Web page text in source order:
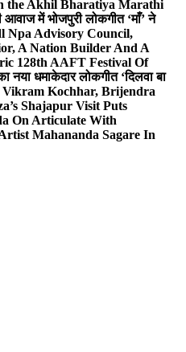
the Akhil Bharatiya Marathi
आवाज में भोजपुरी लोकगीत ‘माँ’ ने
Npa Advisory Council,
A Nation Builder And A
128th AAFT Festival Of
नया धमाकेदार लोकगीत ‘दिलवा बा
Vikram Kochhar, Brijendra
Shajapur Visit Puts
On Articulate With
Mahananda Sagare In